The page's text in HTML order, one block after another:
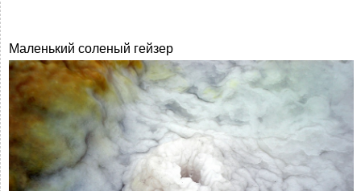
Маленький соленый гейзер